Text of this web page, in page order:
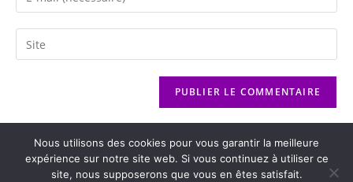
Nous utilisons des cookies pour vous garantir la meilleure
expérience sur notre site web. Si vous continuez à utiliser ce
site, nous supposerons que vous en êtes satisfait.